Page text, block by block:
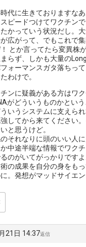
代に生きておりますなあ
ピードつけてワクチン
かっていう状況だし。
広がって、でもこれで
とか言ってたら変異株
らず、しかも大量の
ォーマンスガタ落ちっ
わけで。
ンに疑義がある方はワ
がどういうものかとい
いうシステムに支えら
してから来てください
と思うけど。
それなりに頭のいい人
中途半端な情報でワク
のがいてがっかりです
の成果を自分の身をも
。発想がマッドサイエン
21日 14:37返信